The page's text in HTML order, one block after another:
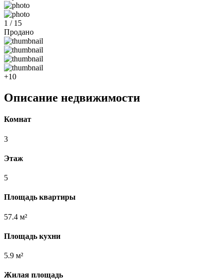
1 / 15
Продано
+10
Описание недвижимости
Комнат
3
Этаж
5
Площадь квартиры
57.4 м²
Площадь кухни
5.9 м²
Жилая площадь